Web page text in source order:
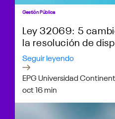
Gestión Pública
Ley 32069: 5
la resolución de
Seguir leyendo
EPG Universidad
oct 16 min